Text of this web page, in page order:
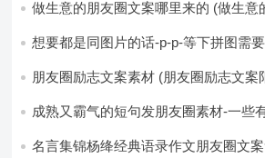
做生意的朋友圈文案哪里来的 (做生意
想要都是同图片的话-p-p-等下拼图需
片-如果想要图片都不同得话-1-p-可以
朋友圈励志文案素材 (朋友圈励志文案
成熟又霸气的短句发朋友圈素材-一些
名言集锦杨绛经典语录作文朋友圈文